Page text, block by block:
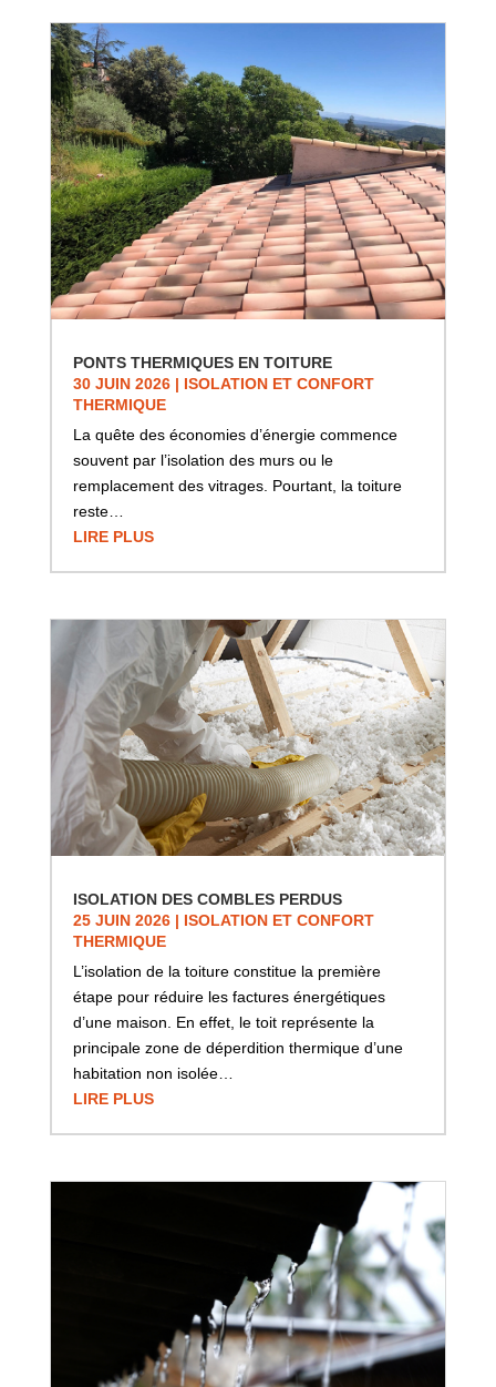
PONTS THERMIQUES EN TOITURE
30 JUIN 2026| ISOLATION ET CONFORT
THERMIQUE
La quête des économies d’énergie commence
souvent par l’isolation des murs ou le
remplacement des vitrages. Pourtant, la toiture
reste…
LIRE PLUS
ISOLATION DES COMBLES PERDUS
25 JUIN 2026| ISOLATION ET CONFORT
THERMIQUE
L’isolation de la toiture constitue la première
étape pour réduire les factures énergétiques
d’une maison. En effet, le toit représente la
principale zone de déperdition thermique d’une
habitation non isolée…
LIRE PLUS